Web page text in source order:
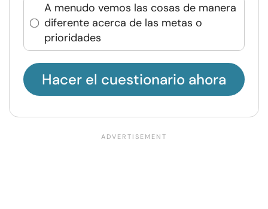
A menudo vemos las cosas de manera
diferente acerca de las metas o
prioridades
Hacer el cuestionario ahora